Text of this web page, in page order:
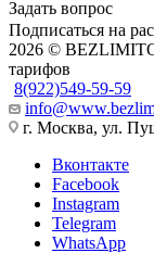
Задать вопрос
Подписаться на
2026 ©
тарифов
8(922)549-59-59
г. Москва, ул.
Вконтакте
Facebook
Instagram
Telegram
WhatsApp